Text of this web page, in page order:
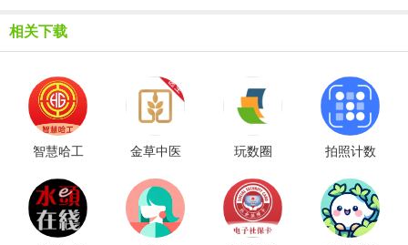
相关下载
智慧哈工
金草中医
玩数圈 拍照计数